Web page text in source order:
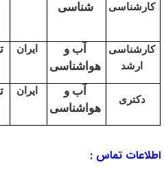
شناسی
آب و
هواشناسی
ایران تهران
هواشناسی
ایران تهران
تماس :